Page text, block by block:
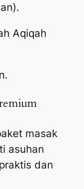
Aqiqah
masak
asuhan
dan